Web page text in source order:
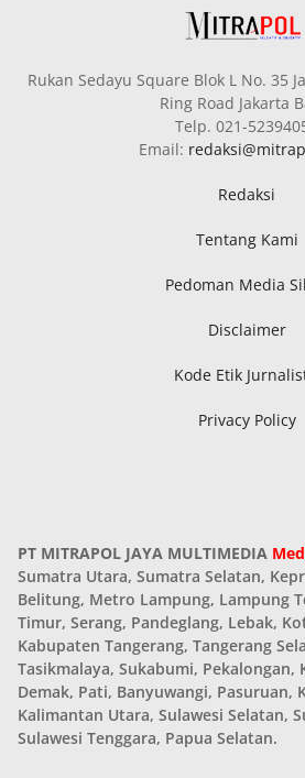
Rukan Sedayu Square Blok L No. 35
Ring Road Jakarta
Telp. 021-
Email:
Redaksi
Tentang Kami
Pedoman Media
Disclaimer
Kode Etik
Privacy Policy
PT MITRAPOL JAYA MULTIMEDIA
Sumatra Utara, Sumatra Selatan,
Belitung, Metro Lampung, Lampung
Timur, Serang, Pandeglang, Lebak,
Kabupaten Tangerang, Tangerang
Tasikmalaya, Sukabumi, Pekalongan,
Demak, Pati, Banyuwangi, Pasuruan,
Kalimantan Utara, Sulawesi Selatan,
Sulawesi Tenggara, Papua Selatan.